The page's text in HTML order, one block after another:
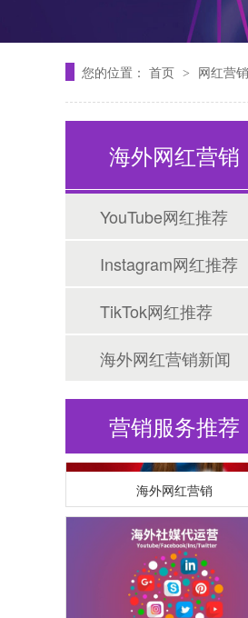
您的位置： 首页 > 网红营销
海外网红营销
YouTube网红推荐
Instagram网红推荐
TikTok网红推荐
海外网红营销新闻
营销服务推荐
Tiktok海外营销
海外网红营销